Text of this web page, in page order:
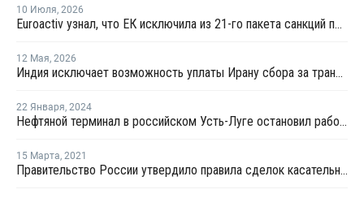
10 Июля, 2026
Euroactiv узнал, что ЕК исключила из 21-го пакета санкций против России
12 Мая, 2026
Индия исключает возможность уплаты Ирану сбора за транзит нефти и газа через Ормузский пролив
22 Января, 2024
Нефтяной терминал в российском Усть-Луге остановил работу после атаки украинских дронов
15 Марта, 2021
Правительство России утвердило правила сделок касательно обратного акциза на этан и СУГ